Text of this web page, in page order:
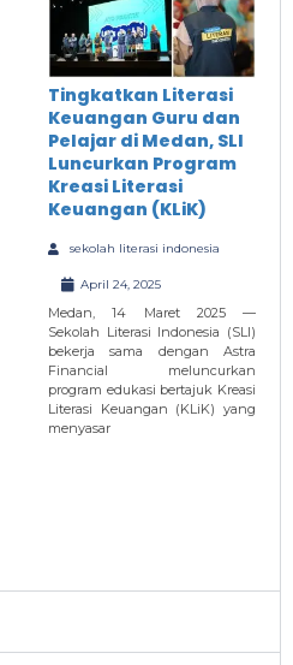
Tingkatkan Literasi
Keuangan Guru dan
Pelajar di Medan, SLI
Luncurkan Program
Kreasi Literasi
Keuangan (KLiK)
sekolah literasi indonesia
April 24, 2025
Medan, 14 Maret 2025 —
Sekolah Literasi Indonesia (SLI)
bekerja sama dengan Astra
Financial meluncurkan
program edukasi bertajuk Kreasi
Literasi Keuangan (KLiK) yang
menyasar